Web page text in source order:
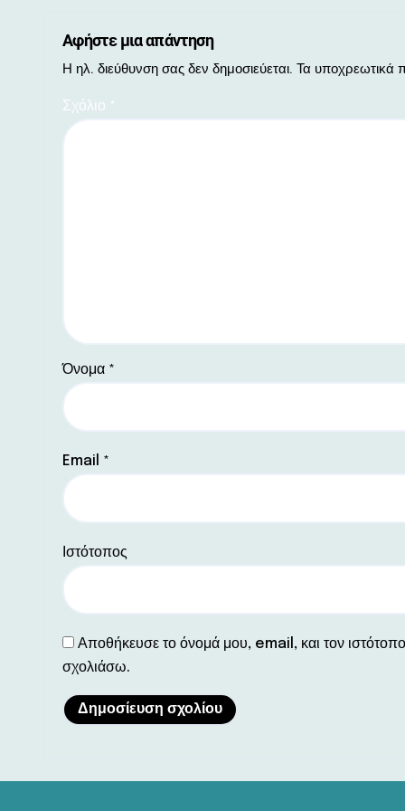
Αφήστε μια απάντηση
Η ηλ. διεύθυνση σας δεν δημοσιεύεται. Τα υποχρεωτικά
Σχόλιο *
Όνομα *
Email *
Ιστότοπος
Αποθήκευσε το όνομά μου, email, και τον
σχολιάσω.